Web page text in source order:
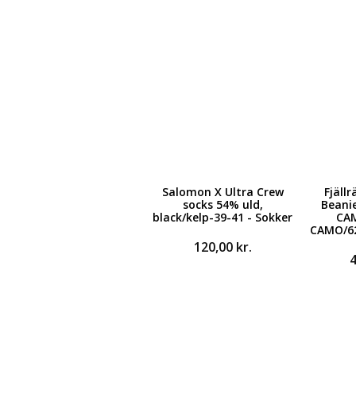
Salomon X Ultra Crew
socks 54% uld,
black/kelp-39-41 - Sokker
120,00 kr.
CAMO/